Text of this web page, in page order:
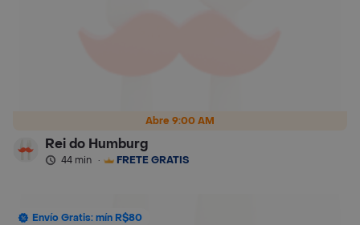
Abre 9:00 AM
Rei do Humburg
44 min · FRETE GRÁTIS
Envío Gratis: mín R$80